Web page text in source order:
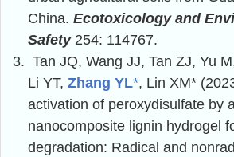
China. Ecotoxicology and
Safety254: 114767.
3. Tan JQ, Wang JJ, Tan ZJ, Yu
Li YT, Zhang YL*, Lin XM*
activation of peroxydisulfate by
nanocomposite lignin hydrogel
degradation: Radical and